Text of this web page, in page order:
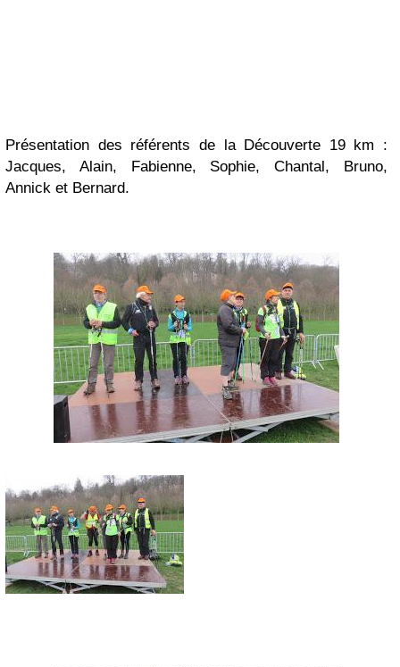
Présentation des référents de la Découverte 19 km :
Jacques, Alain, Fabienne, Sophie, Chantal, Bruno,
Annick et Bernard.